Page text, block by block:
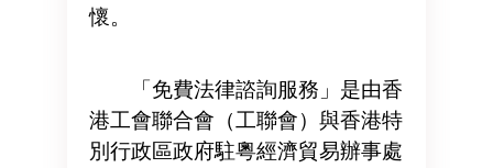
懷。
「免費法律諮詢服務」是由香
港工會聯合會（工聯會）與香港特
別行政區政府駐粵經濟貿易辦事處